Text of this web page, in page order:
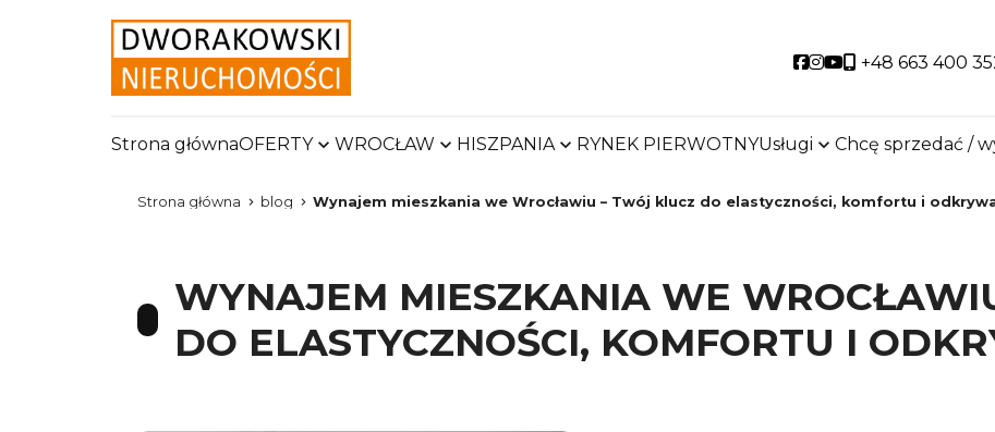
Social link
Social link
Social link
+48 663 400
Strona głównaOFERTY WROCŁAW HISZPANIA RYNEK PIERWOTNYUsługi Chcę sprzedać /
Strona główna blog Wynajem mieszkania we Wrocławiu – Twój klucz do elastyczności, komfortu i
WYNAJEM MIESZKANIA WE
DO ELASTYCZNOŚCI, KOMFORTU I